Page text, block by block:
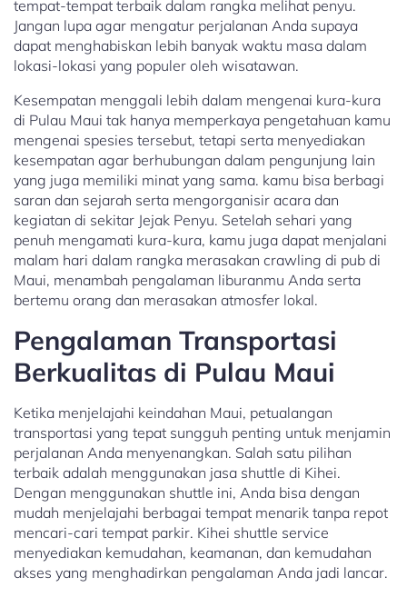
tempat-tempat terbaik dalam rangka melihat penyu.
Jangan lupa agar mengatur perjalanan Anda supaya
dapat menghabiskan lebih banyak waktu masa dalam
lokasi-lokasi yang populer oleh wisatawan.
Kesempatan menggali lebih dalam mengenai kura-kura
di Pulau Maui tak hanya memperkaya pengetahuan kamu
mengenai spesies tersebut, tetapi serta menyediakan
kesempatan agar berhubungan dalam pengunjung lain
yang juga memiliki minat yang sama. kamu bisa berbagi
saran dan sejarah serta mengorganisir acara dan
kegiatan di sekitar Jejak Penyu. Setelah sehari yang
penuh mengamati kura-kura, kamu juga dapat menjalani
malam hari dalam rangka merasakan crawling di pub di
Maui, menambah pengalaman liburanmu Anda serta
bertemu orang dan merasakan atmosfer lokal.
Pengalaman Transportasi
Berkualitas di Pulau Maui
Ketika menjelajahi keindahan Maui, petualangan
transportasi yang tepat sungguh penting untuk menjamin
perjalanan Anda menyenangkan. Salah satu pilihan
terbaik adalah menggunakan jasa shuttle di Kihei.
Dengan menggunakan shuttle ini, Anda bisa dengan
mudah menjelajahi berbagai tempat menarik tanpa repot
mencari-cari tempat parkir. Kihei shuttle service
menyediakan kemudahan, keamanan, dan kemudahan
akses yang menghadirkan pengalaman Anda jadi lancar.